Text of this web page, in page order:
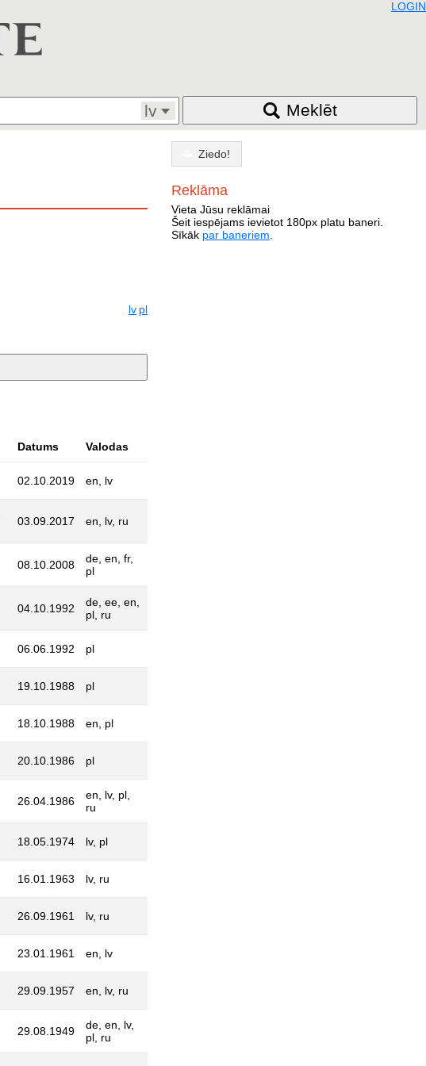
LOGIN
lv Meklēt
lv pl
Datums Valodas
02.10.2019 en, lv
03.09.2017 en, lv, ru
08.10.2008
de, en, fr,
pl
04.10.1992
de, ee, en,
pl, ru
06.06.1992 pl
19.10.1988 pl
18.10.1988 en, pl
20.10.1986 pl
26.04.1986
en, lv, pl,
ru
18.05.1974 lv, pl
16.01.1963 lv, ru
26.09.1961 lv, ru
23.01.1961 en, lv
29.09.1957 en, lv, ru
29.08.1949
de, en, lv,
pl, ru
Ziedo!
Reklāma
Vieta Jūsu reklāmai
Šeit iespējams ievietot 180px platu baneri.
Sīkāk par baneriem